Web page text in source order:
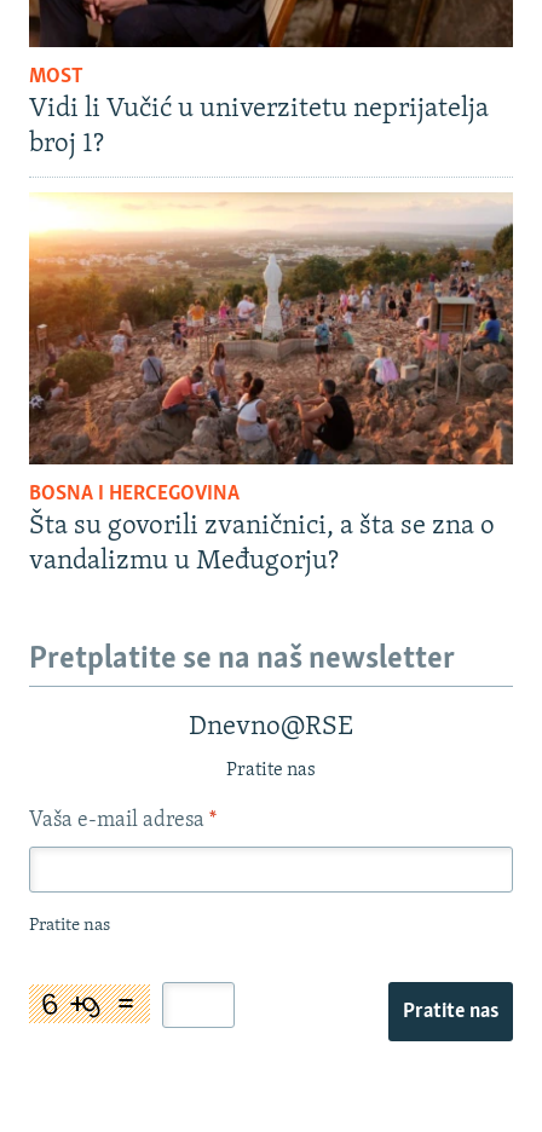
MOST
Vidi li Vučić u univerzitetu neprijatelja
broj 1?
BOSNA I HERCEGOVINA
Šta su govorili zvaničnici, a šta se zna o
vandalizmu u Međugorju?
Pretplatite se na naš newsletter
Dnevno@RSE
Pratite nas
Vaša e-mail adresa *
Pratite nas
Pratite nas